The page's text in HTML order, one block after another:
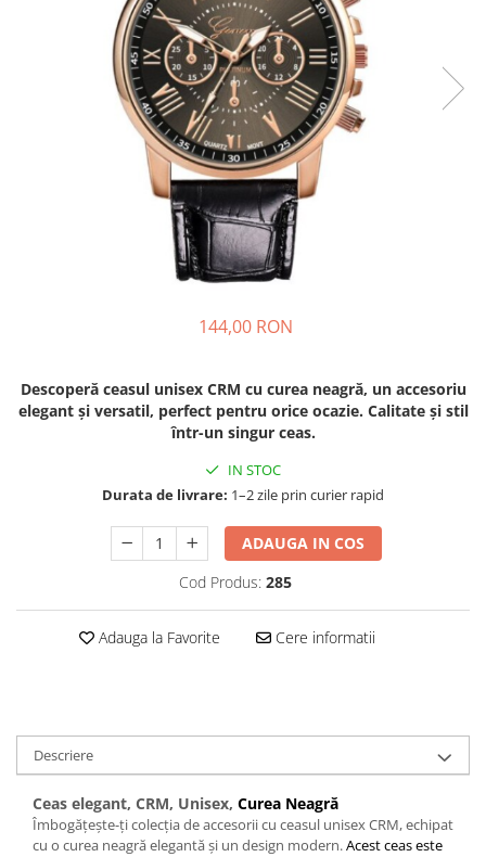
144,00 RON
Descoperă ceasul unisex CRM cu curea neagră, un accesoriu
elegant și versatil, perfect pentru orice ocazie. Calitate și stil
într-un singur ceas.
IN STOC
Durata de livrare: 1–2 zile prin curier rapid
ADAUGA IN COS
Cod Produs: 285
Adauga la Favorite Cere informatii
Descriere
Ceas elegant, CRM, Unisex, Curea Neagră
Îmbogățește-ți colecția de accesorii cu ceasul unisex CRM, echipat
cu o curea neagră elegantă și un design modern.Acest ceas este